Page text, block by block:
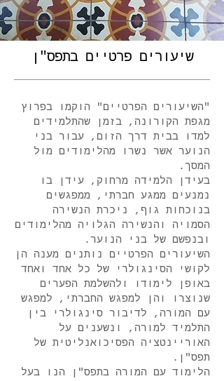
שיעורים פרטיים בתפס"ן
"השיעורים הפרטיים" הוקמו בפרוץ
מגפת הקורונה, בזמן שהתלמידים
למדו בבית דרך הזום, עבור בני
הנוער אשר נשרו מהלימודים מול
המסך.
בעידן הלמידה מרחוק, עידן בו
נמנעים ממגע חברתי, ממפגשים
בנוכחות גוף, ניכרת הנשירה
הסמויה והנשירה הגלויה מהלימודים
ובנפשם של בני הנוער.
השיעורים הפרטיים נותנים מענה הן
לקושי הסינגולרי של כל אחד ואחד
באופן לימודו ולהשלמת הפערים
שנוצרו והן למפגש החברתי, למפגש
עם המורה, לדיבור סינגולרי בין
התלמיד למורה, ונשענים על
האוריינטציה הפסיכואנליטית של
תפס"ן.
הלימוד עם המורה בתפס"ן הנו בעל